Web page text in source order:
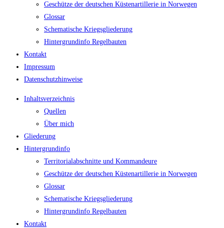
Geschütze der deutschen Küstenartillerie in Norwegen
Glossar
Schematische Kriegsgliederung
Hintergrundinfo Regelbauten
Kontakt
Impressum
Datenschutzhinweise
Inhaltsverzeichnis
Quellen
Über mich
Gliederung
Hintergrundinfo
Territorialabschnitte und Kommandeure
Geschütze der deutschen Küstenartillerie in Norwegen
Glossar
Schematische Kriegsgliederung
Hintergrundinfo Regelbauten
Kontakt